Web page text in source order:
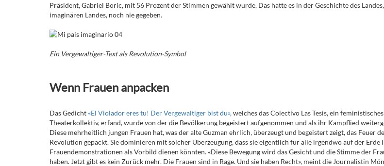
Präsident, Gabriel Boric, mit 56 Prozent der Stimmen gewählt wurde. Das hatte es in der Geschichte des
imaginären Landes, noch nie gegeben.
Ein Vergewaltiger-Text als Revolution-Symbol
Wenn Frauen anpacken
Das Gedicht «El Violador eres tu! Der Vergewaltiger bist du», welches das Colectivo Las Tesis, ein feministisches
Theaterkollektiv, erfand, wurde von der die Bevölkerung begeistert aufgenommen und als ihr Kampflied
Diese mehrheitlich jungen Frauen hat, was der alte Guzman ehrlich, überzeugt und begeistert zeigt, das Feuer
Revolution gepackt. Sie dominieren mit solcher Überzeugung, dass sie eigentlich für alle irgendwo auf der Erde
Frauendemonstrationen als Vorbild dienen könnten. «Diese Bewegung wird das Gesicht und die Stimme der
haben. Jetzt gibt es kein Zurück mehr. Die Frauen sind in Rage. Und sie haben Recht», meint die Journalistin